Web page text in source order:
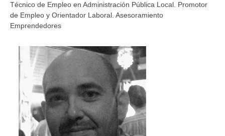
Técnico de Empleo en Administración Pública Local. Promotor
de Empleo y Orientador Laboral. Asesoramiento
Emprendedores